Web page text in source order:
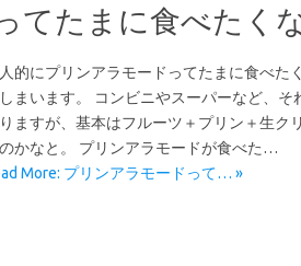
てたまに食べたく
的にプリンアラモードってたまに食べた
まいます。 コンビニやスーパーなど、そ
ますが、基本はフルーツ＋プリン＋生ク
かなと。 プリンアラモードが食べた…
More: プリンアラモードって… »